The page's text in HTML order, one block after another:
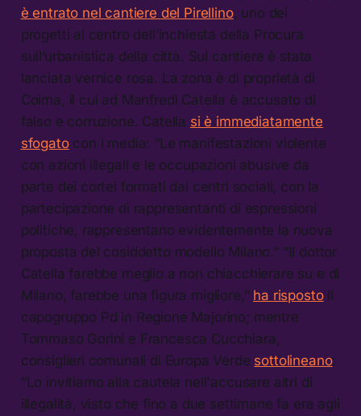
è entrato nel cantiere del Pirellino, uno dei
progetti al centro dell’inchiesta della Procura
sull’urbanistica della città. Sul cantiere è stata
lanciata vernice rosa. La zona è di proprietà di
Coima, il cui ad Manfredi Catella è accusato di
falso e corruzione. Catella si è immediatamente
sfogatocon i media: “Le manifestazioni violente
con azioni illegali e le occupazioni abusive da
parte dei cortei formati dai centri sociali, con la
partecipazione di rappresentanti di espressioni
politiche, rappresentano evidentemente la nuova
proposta del cosiddetto modello Milano.” “Il dottor
Catella farebbe meglio a non chiacchierare su e di
Milano, farebbe una figura migliore,” ha rispostoil
capogruppo Pd in Regione Majorino; mentre
Tommaso Gorini e Francesca Cucchiara,
consiglieri comunali di Europa Verde sottolineano:
“Lo invitiamo alla cautela nell'accusare altri di
illegalità, visto che fino a due settimane fa era agli